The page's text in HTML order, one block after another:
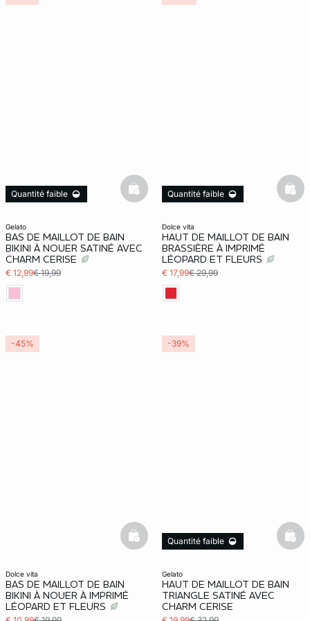
gelato
BAS DE MAILLOT DE BAIN
BIKINI À NOUER SATINÉ AVEC
CHARM CERISE
€ 12,99€ 19,99
Quantité faible basketfull
dolce vita
HAUT DE MAILLOT DE BAIN
BRASSIÈRE À IMPRIMÉ
LÉOPARD ET FLEURS
€ 17,99€ 29,99
Quantité faible
dolce vita
BAS DE MAILLOT DE BAIN
BIKINI À NOUER À IMPRIMÉ
LÉOPARD ET FLEURS
basketfull
-45%
gelato
HAUT DE MAILLOT DE BAIN
TRIANGLE SATINÉ AVEC
CHARM CERISE
Quantité faible
-39%